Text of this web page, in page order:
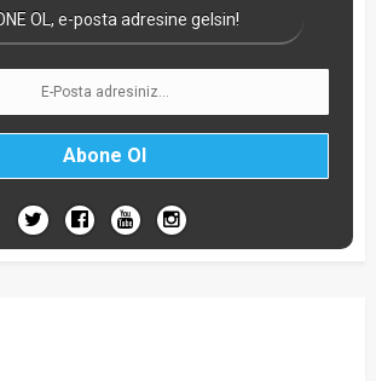
OL, e-posta adresine gelsin!